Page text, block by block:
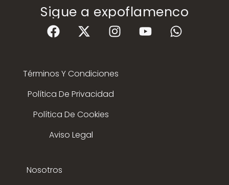
Sigue a expoflamenco
Términos Y Condiciones
Política De Privacidad
Política De Cookies
Aviso Legal
Nosotros